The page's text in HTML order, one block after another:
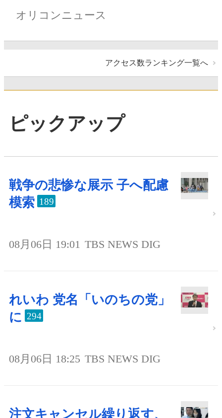
オリコンニュース
アクセス数ランキング一覧へ
ピックアップ
戦争の悲惨な展示 子へ配慮
模索 189
08月06日 19:01 TBS NEWS DIG
れいわ 党名「いのちの党」
に 294
08月06日 18:25 TBS NEWS DIG
注文キャンセル繰り返す、